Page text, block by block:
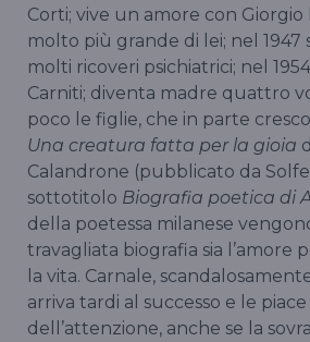
Corti; vive un amore con
molto più grande di lei; nel 1947
molti ricoveri psichiatrici; nel
Carniti; diventa madre quattro
poco le figlie, che in parte
Una creatura fatta per la gioia
Calandrone (pubblicato da
sottotitolo Biografia poetica di
della poetessa milanese
travagliata biografia sia l’amore
la vita. Carnale,
arriva tardi al successo e le
dell’attenzione, anche se la